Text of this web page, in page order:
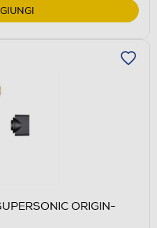
ORIGIN-